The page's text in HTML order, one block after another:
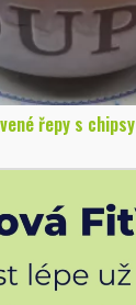
řepy s chipsy